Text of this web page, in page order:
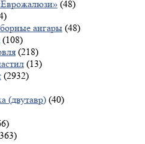
(48)
ангары (48)
(108)
(218)
(13)
(2932)
(двутавр) (40)